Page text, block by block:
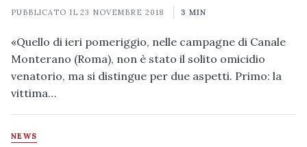
PUBBLICATO IL23 NOVEMBRE 2018 3 MIN
«Quello di ieri pomeriggio, nelle campagne di Canale
Monterano (Roma), non è stato il solito omicidio
venatorio, ma si distingue per due aspetti. Primo: la
vittima…
NEWS